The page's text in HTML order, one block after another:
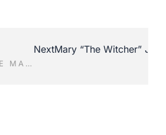
MISTAKES WE MAKE WHEN CHOOSING A FORMAL DRESS
NextMary “The Witcher”